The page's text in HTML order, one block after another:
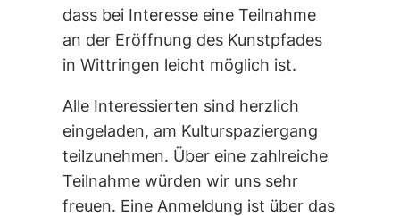
dass bei Interesse eine Teilnahme
an der Eröffnung des Kunstpfades
in Wittringen leicht möglich ist.
Alle Interessierten sind herzlich
eingeladen, am Kulturspaziergang
teilzunehmen. Über eine zahlreiche
Teilnahme würden wir uns sehr
freuen. Eine Anmeldung ist über das